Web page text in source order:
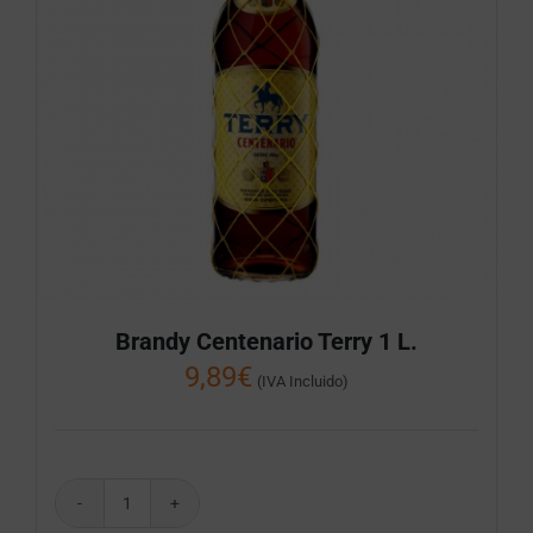
Brandy Centenario Terry 1 L.
9,89€ (IVA Incluido)
Brandy